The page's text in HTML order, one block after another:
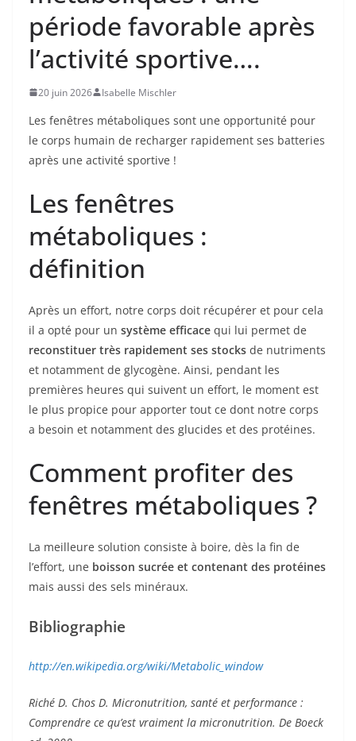
période favorable après
l’activité sportive….
20 juin 2026 Isabelle Mischler
Les fenêtres métaboliques sont une opportunité pour
le corps humain de recharger rapidement ses batteries
après une activité sportive !
Les fenêtres
métaboliques :
définition
Après un effort, notre corps doit récupérer et pour cela
il a opté pour un système efficace qui lui permet de
reconstituer très rapidement ses stocks de nutriments
et notamment de glycogène. Ainsi, pendant les
premières heures qui suivent un effort, le moment est
le plus propice pour apporter tout ce dont notre corps
a besoin et notamment des glucides et des protéines.
Comment profiter des
fenêtres métaboliques ?
La meilleure solution consiste à boire, dès la fin de
l’effort, une boisson sucrée et contenant des protéines
mais aussi des sels minéraux.
Bibliographie
http://en.wikipedia.org/wiki/Metabolic_window
Riché D. Chos D. Micronutrition, santé et performance :
Comprendre ce qu’est vraiment la micronutrition. De Boeck